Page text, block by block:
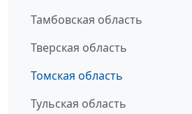
Тамбовская область
Тверская область
Томская область
Тульская область